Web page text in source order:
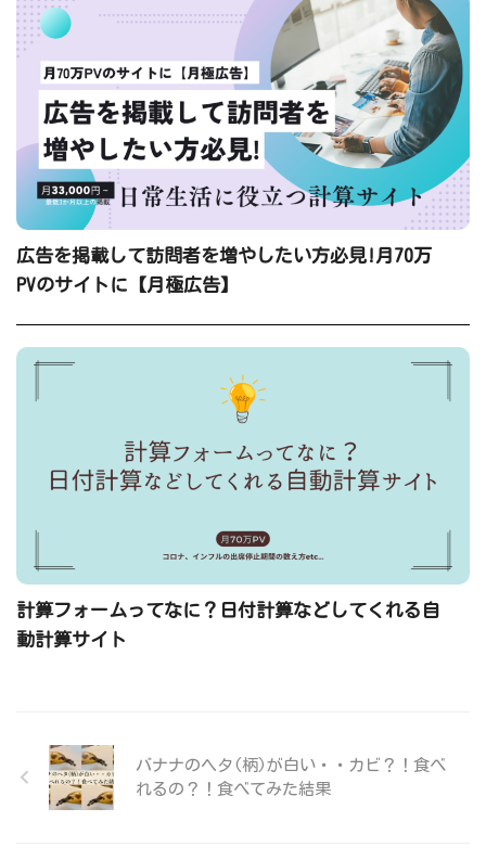
広告を掲載して訪問者を増やしたい方必見!月70万
PVのサイトに【月極広告】
計算フォームってなに？日付計算などしてくれる自
動計算サイト
バナナのヘタ(柄)が白い・・カビ？！食べ
れるの？！食べてみた結果